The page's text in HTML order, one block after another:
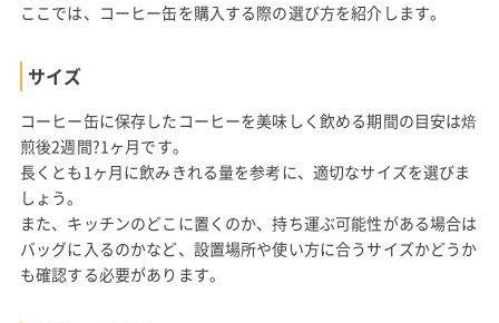
ここでは、コーヒー缶を購入する際の選び方を紹介します。
サイズ
コーヒー缶に保存したコーヒーを美味しく飲める期間の目安は焙
煎後2週間?1ヶ月です。
長くとも1ヶ月に飲みきれる量を参考に、適切なサイズを選びま
しょう。
また、キッチンのどこに置くのか、持ち運ぶ可能性がある場合は
バッグに入るのかなど、設置場所や使い方に合うサイズかどうか
も確認する必要があります。